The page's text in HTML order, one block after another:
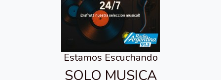
Estamos Escuchando
SOLO MUSICA